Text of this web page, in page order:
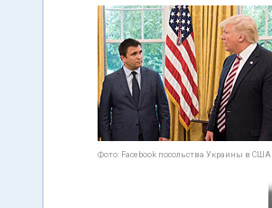
Фото: Facebook посольства Украины в США